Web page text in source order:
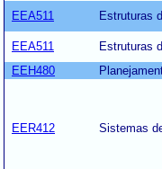
EEA511
Estruturas
EEA511
Estruturas
EEH480
EER412 Sistemas